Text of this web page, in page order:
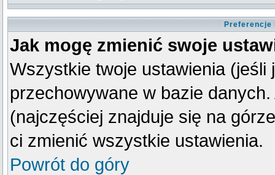
Preferencje
Jak mogę zmienić swoje
Wszystkie twoje ustawienia
przechowywane w bazie
(najczęściej znajduje się na
ci zmienić wszystkie ustawienia.
Powrót do góry